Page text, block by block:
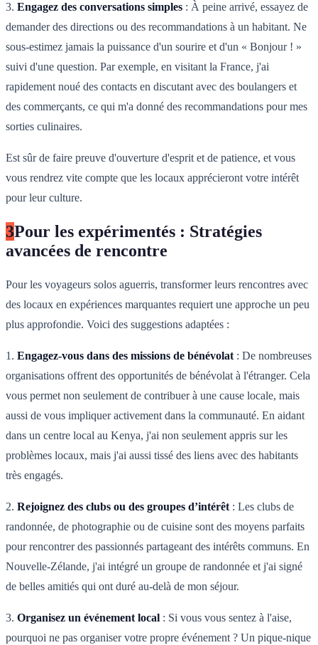
3. Engagez des conversations simples : À peine arrivé, essayez de
demander des directions ou des recommandations à un habitant. Ne
sous-estimez jamais la puissance d'un sourire et d'un « Bonjour ! »
suivi d'une question. Par exemple, en visitant la France, j'ai
rapidement noué des contacts en discutant avec des boulangers et
des commerçants, ce qui m'a donné des recommandations pour mes
sorties culinaires.
Est sûr de faire preuve d'ouverture d'esprit et de patience, et vous
vous rendrez vite compte que les locaux apprécieront votre intérêt
pour leur culture.
3Pour les expérimentés : Stratégies
avancées de rencontre
Pour les voyageurs solos aguerris, transformer leurs rencontres avec
des locaux en expériences marquantes requiert une approche un peu
plus approfondie. Voici des suggestions adaptées :
1. Engagez-vous dans des missions de bénévolat : De nombreuses
organisations offrent des opportunités de bénévolat à l'étranger. Cela
vous permet non seulement de contribuer à une cause locale, mais
aussi de vous impliquer activement dans la communauté. En aidant
dans un centre local au Kenya, j'ai non seulement appris sur les
problèmes locaux, mais j'ai aussi tissé des liens avec des habitants
très engagés.
2. Rejoignez des clubs ou des groupes d’intérêt : Les clubs de
randonnée, de photographie ou de cuisine sont des moyens parfaits
pour rencontrer des passionnés partageant des intérêts communs. En
Nouvelle-Zélande, j'ai intégré un groupe de randonnée et j'ai signé
de belles amitiés qui ont duré au-delà de mon séjour.
3. Organisez un événement local : Si vous vous sentez à l'aise,
pourquoi ne pas organiser votre propre événement ? Un pique-nique